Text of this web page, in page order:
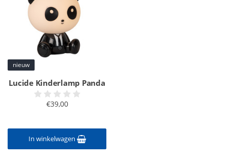
nieuw
Lucide Kinderlamp Panda
€39,00
In winkelwagen